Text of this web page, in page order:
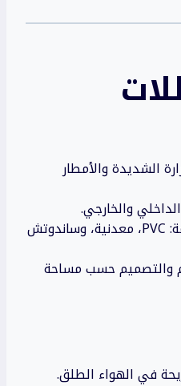
الشديدة والأمطار
والخارجي.
أيضًا تتوفر بأكثر من خامة: PVC، معدنية، وساندوتش
والتصميم حسب مساحة
في الهواء الطلق.